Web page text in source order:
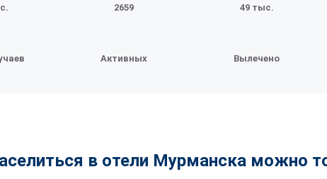
2659
Активных
49 тыс.
Вылечено
в отели Мурманска можно